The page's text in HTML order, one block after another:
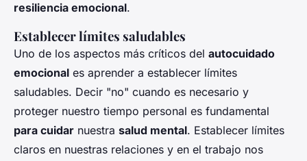
resiliencia emocional.
Establecer límites saludables
Uno de los aspectos más críticos del autocuidado
emocional es aprender a establecer límites
saludables. Decir "no" cuando es necesario y
proteger nuestro tiempo personal es fundamental
para cuidar nuestra salud mental. Establecer límites
claros en nuestras relaciones y en el trabajo nos